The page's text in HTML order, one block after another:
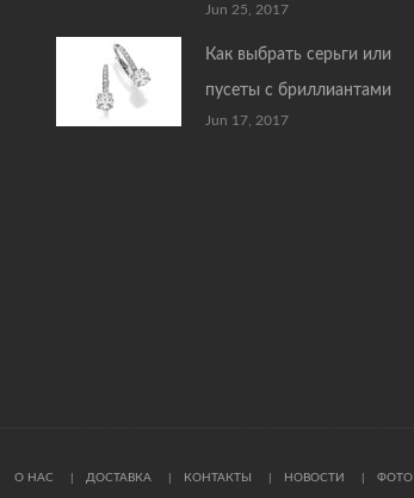
Jun 25, 2017
Как выбрать серьги или
пусеты с бриллиантами
Jun 17, 2017
О НАС ДОСТАВКА КОНТАКТЫ НОВОСТИ ФОТО